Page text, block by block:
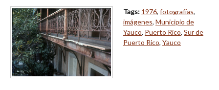
Tags: 1976, fotografías,
imágenes, Municipio de
Yauco, Puerto Rico, Sur de
Puerto Rico, Yauco